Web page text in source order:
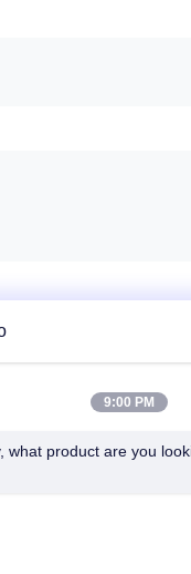
알려주십시오. 최고의 제품을
9:00 PM
what product are you